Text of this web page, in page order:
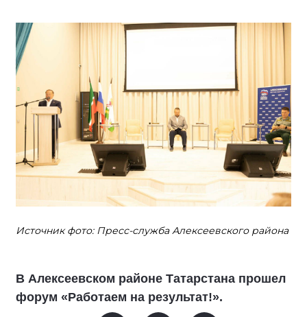
Источник фото: Пресс-служба Алексеевского района
В Алексеевском районе Татарстана прошел
форум «Работаем на результат!».